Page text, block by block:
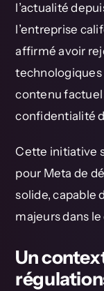
l’actualité
l’entreprise
affirmé avoir
technologiques
contenu
confidentialité
Cette initiative
pour Meta de
solide, capable
majeurs dans
Un